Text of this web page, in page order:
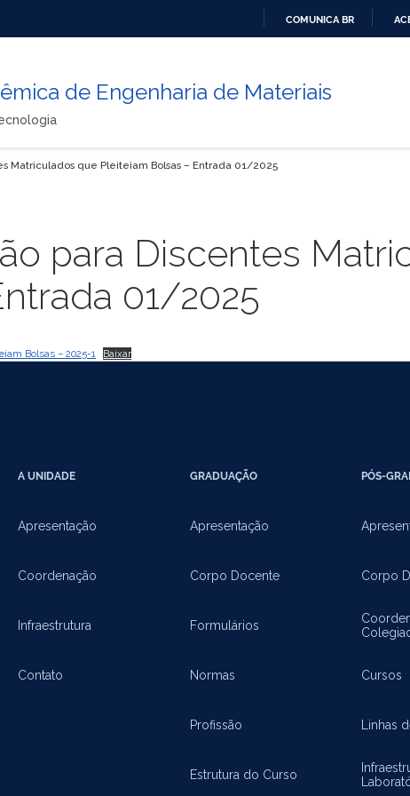
COMUNICA BR
de Engenharia de Materiais
Matriculados que Pleiteiam Bolsas – Entrada 01/2025
para Discentes
01/2025
Bolsas – 2025-1 Baixar
A UNIDADE
Apresentação
Coordenação
Infraestrutura
Contato
GRADUAÇÃO
Apresentação
Corpo Docente
Formulários
Normas
Profissão
Estrutura do Curso
PÓS-
Corpo
Cursos
Linhas